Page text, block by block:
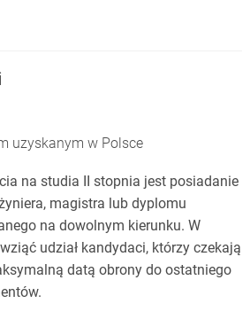
uzyskanym w Polsce
na studia II stopnia jest posiadanie
magistra lub dyplomu
na dowolnym kierunku. W
udział kandydaci, którzy czekają
datą obrony do ostatniego